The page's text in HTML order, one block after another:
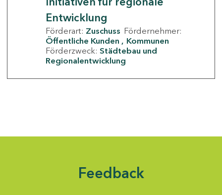
Entwicklung
Förderart: Zuschuss Fördernehmer:
Öffentliche Kunden
Kommunen
Förderzweck: Städtebau und
Regionalentwicklung
Feedback